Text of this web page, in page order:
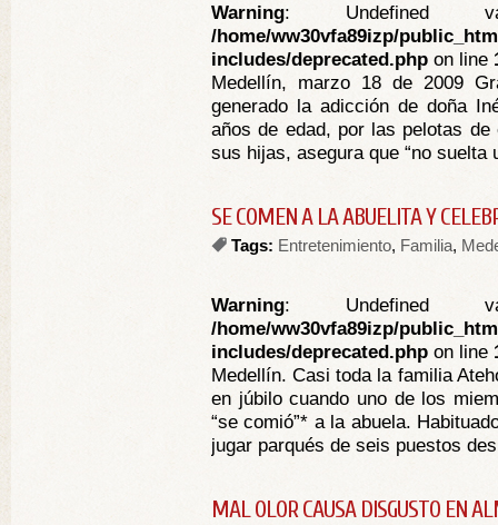
Warning: Undefined
/home/ww30vfa89izp/
includes/deprecated.php on line
Medellín, marzo 18 de 2009
generado la adicción de doña
años de edad, por las pelotas
sus hijas, asegura que “no suelta
SE COMEN A LA ABUELITA Y
Tags: Entretenimiento, Familia,
Warning: Undefined
/home/ww30vfa89izp/
includes/deprecated.php on line
Medellín. Casi toda la familia
en júbilo cuando uno de los
“se comió”* a la abuela.
jugar parqués de seis puestos
MAL OLOR CAUSA DISGUSTO EN